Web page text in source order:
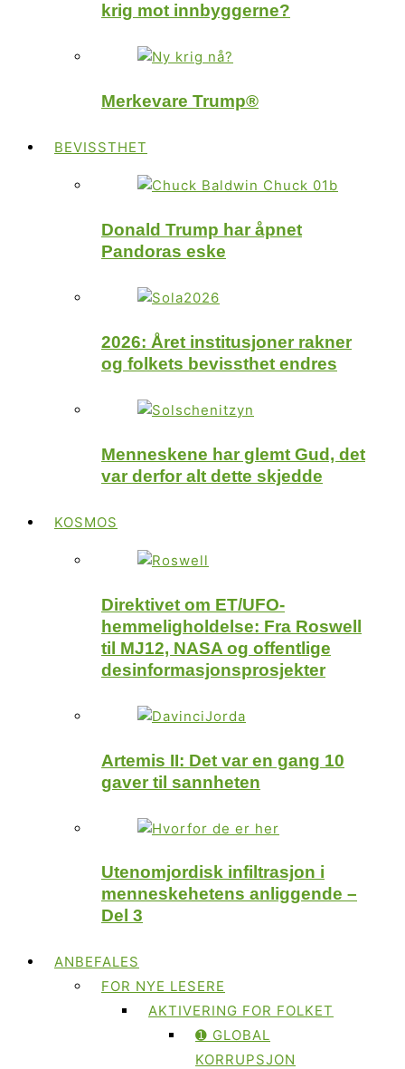
krig mot innbyggerne?
Merkevare Trump®
BEVISSTHET
Donald Trump har åpnet
Pandoras eske
2026: Året institusjoner rakner
og folkets bevissthet endres
Menneskene har glemt Gud, det
var derfor alt dette skjedde
KOSMOS
Direktivet om ET/UFO-
hemmeligholdelse: Fra Roswell
til MJ12, NASA og offentlige
desinformasjonsprosjekter
Artemis II: Det var en gang 10
gaver til sannheten
Utenomjordisk infiltrasjon i
menneskehetens anliggende –
Del 3
ANBEFALES
FOR NYE LESERE
AKTIVERING FOR FOLKET
➊ GLOBAL
KORRUPSJON